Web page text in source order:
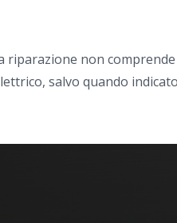
riparazione non
salvo quando